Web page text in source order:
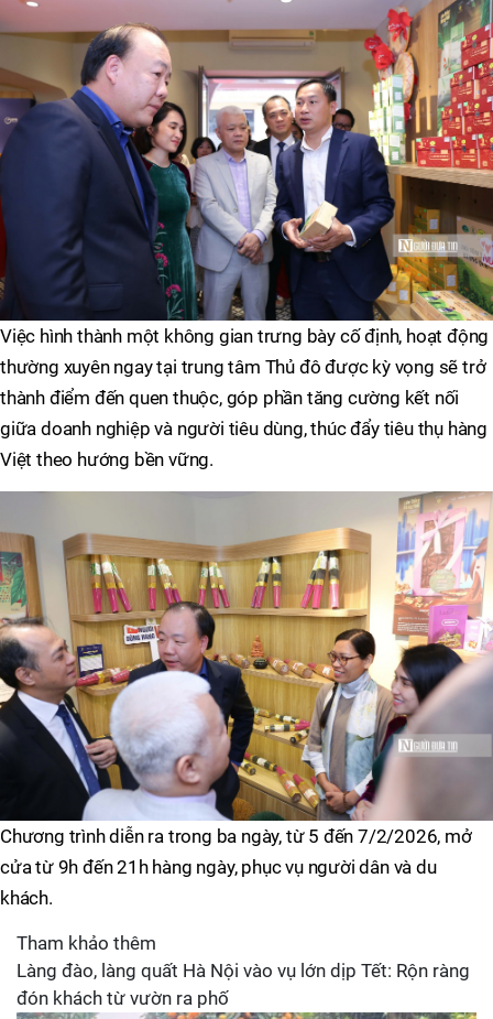
Việc hình thành một không gian trưng bày cố định, hoạt động
thường xuyên ngay tại trung tâm Thủ đô được kỳ vọng sẽ trở
thành điểm đến quen thuộc, góp phần tăng cường kết nối
giữa doanh nghiệp và người tiêu dùng, thúc đẩy tiêu thụ hàng
Việt theo hướng bền vững.
Chương trình diễn ra trong ba ngày, từ 5 đến 7/2/2026, mở
cửa từ 9h đến 21h hàng ngày, phục vụ người dân và du
khách.
Tham khảo thêm
Làng đào, làng quất Hà Nội vào vụ lớn dịp Tết: Rộn ràng
đón khách từ vườn ra phố